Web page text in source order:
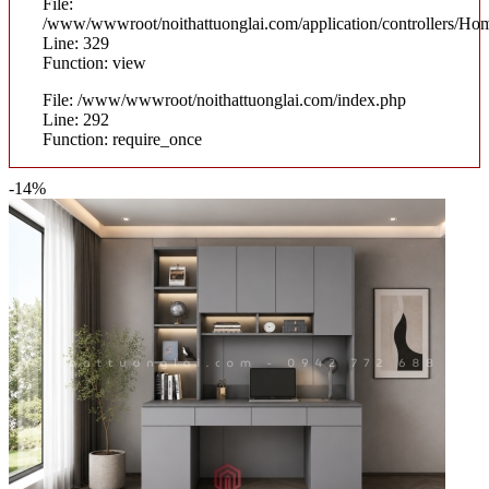
/www/wwwroot/noithattuonglai.com/application/controllers/
Line: 329
Function: view
File: /www/wwwroot/noithattuonglai.com/index.php
Line: 292
Function: require_once
-14%